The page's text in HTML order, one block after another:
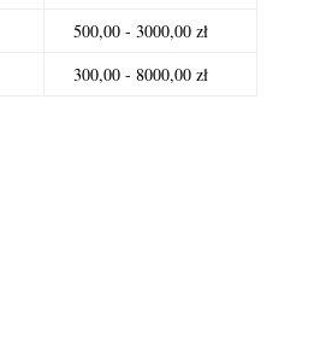
500,00 - 3000,00 zł
300,00 - 8000,00 zł